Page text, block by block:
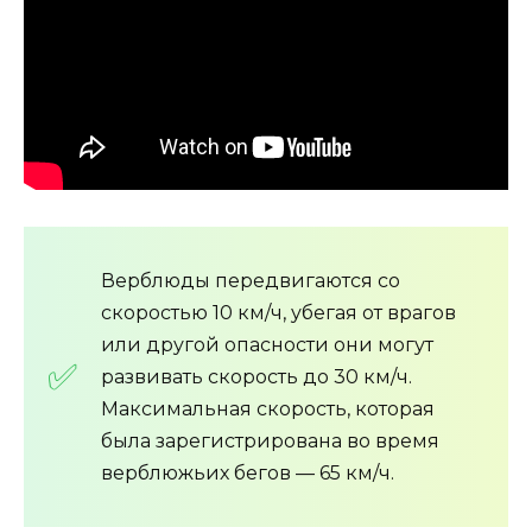
Верблюды передвигаются со
скоростью 10 км/ч, убегая от врагов
или другой опасности они могут
развивать скорость до 30 км/ч.
Максимальная скорость, которая
была зарегистрирована во время
верблюжьих бегов — 65 км/ч.